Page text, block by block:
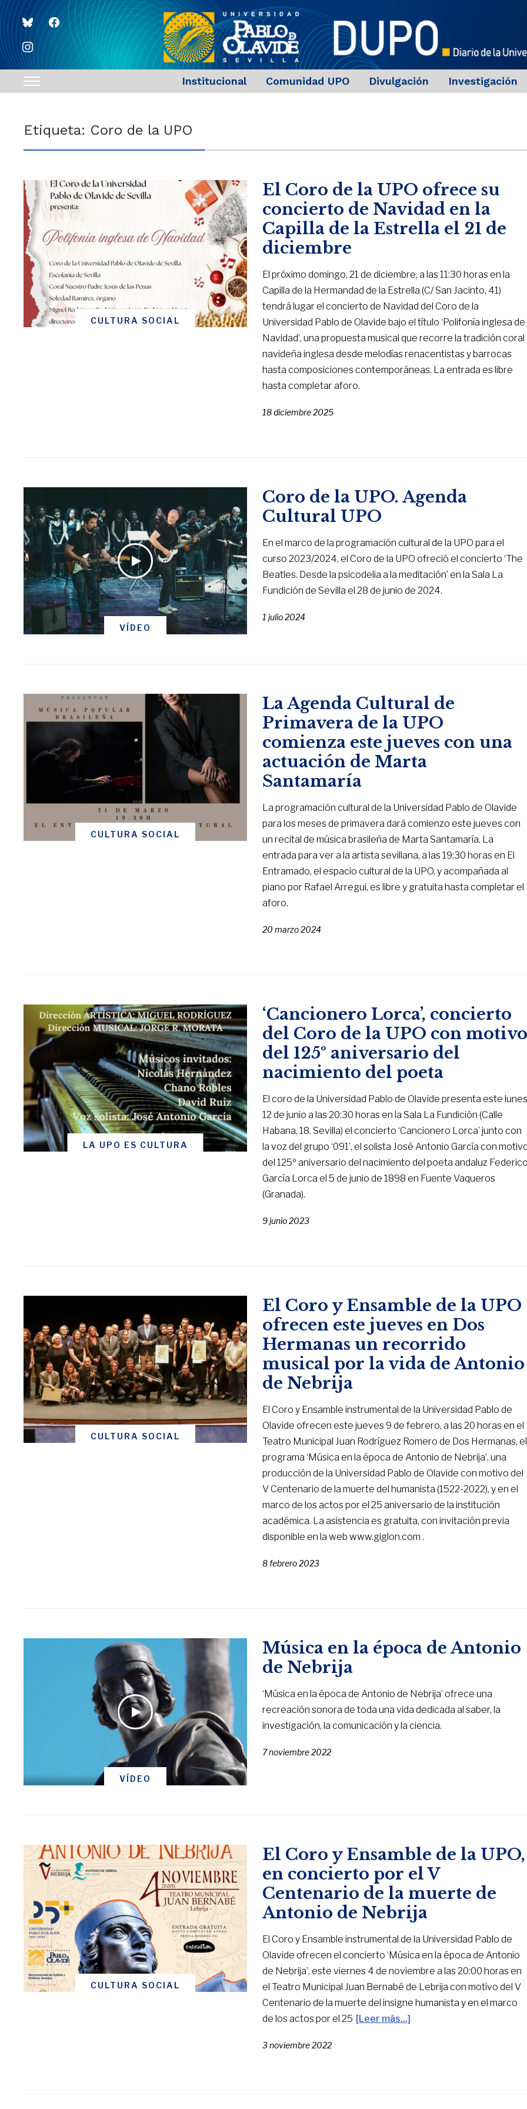
blueskyfacebook
instagram
Toggle
navigation
Institucional Comunidad UPO Divulgación Investigación
Etiqueta: Coro de la UPO
CULTURA SOCIAL
El Coro de la UPO ofrece su
concierto de Navidad en la
Capilla de la Estrella el 21 de
diciembre
El próximo domingo, 21 de diciembre, a las 11:30 horas en la
Capilla de la Hermandad de la Estrella (C/ San Jacinto, 41)
tendrá lugar el concierto de Navidad del Coro de la
Universidad Pablo de Olavide bajo el título ‘Polifonía inglesa de
Navidad’, una propuesta musical que recorre la tradición coral
navideña inglesa desde melodías renacentistas y barrocas
hasta composiciones contemporáneas. La entrada es libre
hasta completar aforo.
18 diciembre 2025
VÍDEO
Coro de la UPO. Agenda
Cultural UPO
En el marco de la programación cultural de la UPO para el
curso 2023/2024, el Coro de la UPO ofreció el concierto ‘The
Beatles. Desde la psicodelia a la meditación’ en la Sala La
Fundición de Sevilla el 28 de junio de 2024.
1 julio 2024
CULTURA SOCIAL
La Agenda Cultural de
Primavera de la UPO
comienza este jueves con una
actuación de Marta
Santamaría
La programación cultural de la Universidad Pablo de Olavide
para los meses de primavera dará comienzo este jueves con
un recital de música brasileña de Marta Santamaría. La
entrada para ver a la artista sevillana, a las 19:30 horas en El
Entramado, el espacio cultural de la UPO, y acompañada al
piano por Rafael Arregui, es libre y gratuita hasta completar el
aforo.
20 marzo 2024
LA UPO ES CULTURA
‘Cancionero Lorca’, concierto
del Coro de la UPO con
del 125º aniversario del
nacimiento del poeta
El coro de la Universidad Pablo de Olavide presenta este
12 de junio a las 20:30 horas en la Sala La Fundición (Calle
Habana, 18. Sevilla) el concierto ‘Cancionero Lorca’ junto con
la voz del grupo ‘091’, el solista José Antonio García con
del 125º aniversario del nacimiento del poeta andaluz
García Lorca el 5 de junio de 1898 en Fuente Vaqueros
(Granada).
9 junio 2023
CULTURA SOCIAL
El Coro y Ensamble de la UPO
ofrecen este jueves en Dos
Hermanas un recorrido
musical por la vida de Antonio
de Nebrija
El Coro y Ensamble instrumental de la Universidad Pablo de
Olavide ofrecen este jueves 9 de febrero, a las 20 horas en el
Teatro Municipal Juan Rodríguez Romero de Dos Hermanas, el
programa ‘Música en la época de Antonio de Nebrija’, una
producción de la Universidad Pablo de Olavide con motivo del
V Centenario de la muerte del humanista (1522-2022), y en el
marco de los actos por el 25 aniversario de la institución
académica. La asistencia es gratuita, con invitación previa
disponible en la web www.giglon.com .
8 febrero 2023
VÍDEO
Música en la época de Antonio
de Nebrija
‘Música en la época de Antonio de Nebrija’ ofrece una
recreación sonora de toda una vida dedicada al saber, la
investigación, la comunicación y la ciencia.
7 noviembre 2022
CULTURA SOCIAL
El Coro y Ensamble de la UPO,
en concierto por el V
Centenario de la muerte de
Antonio de Nebrija
El Coro y Ensamble instrumental de la Universidad Pablo de
Olavide ofrecen el concierto ‘Música en la época de Antonio
de Nebrija’, este viernes 4 de noviembre a las 20:00 horas en
el Teatro Municipal Juan Bernabé de Lebrija con motivo del V
Centenario de la muerte del insigne humanista y en el marco
de los actos por el 25 [Leer más…]
3 noviembre 2022